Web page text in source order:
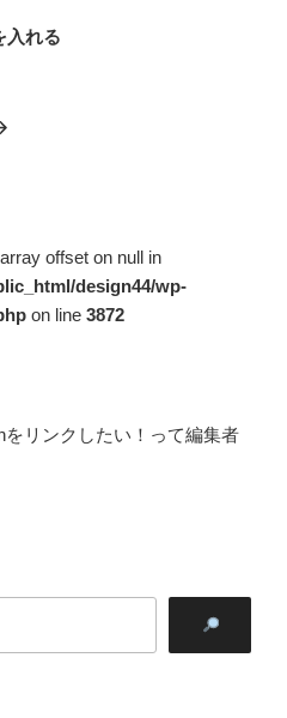
入れる
offset on null in
design44/wp-
on line 3872
をリンクしたい！って編集者